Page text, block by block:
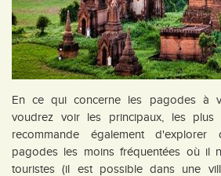
En ce qui concerne les pagodes à
voudrez voir les principaux, les
recommande également d'explorer
pagodes les moins fréquentées où il
touristes (il est possible dans une